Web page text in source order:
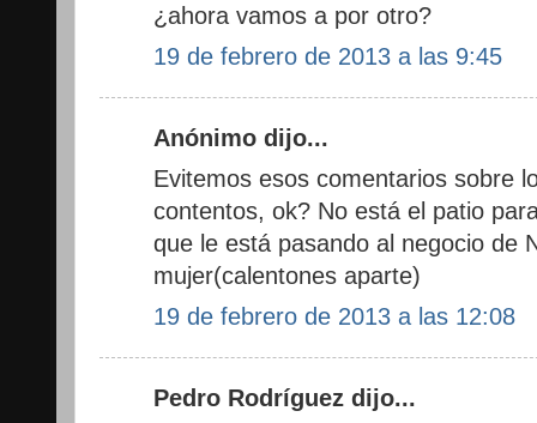
¿ahora vamos a por otro?
19 de febrero de 2013 a las 9:45
Anónimo dijo...
Evitemos esos comentarios sobre
contentos, ok? No está el patio
que le está pasando al negocio de
mujer(calentones aparte)
19 de febrero de 2013 a las 12:08
Pedro Rodríguez dijo...